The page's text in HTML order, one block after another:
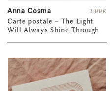
Anna Cosma
Carte postale – The Light
Will Always Shine Through
3,00€